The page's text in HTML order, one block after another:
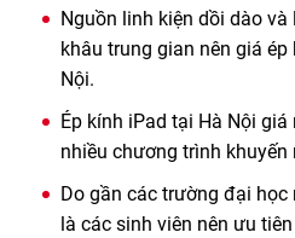
Nguồn linh kiện dồi dào
khâu trung gian nên giá
Nội.
Ép kính iPad tại Hà Nội
nhiều chương trình khuyến
Do gần các trường đại
là các sinh viên nên ưu